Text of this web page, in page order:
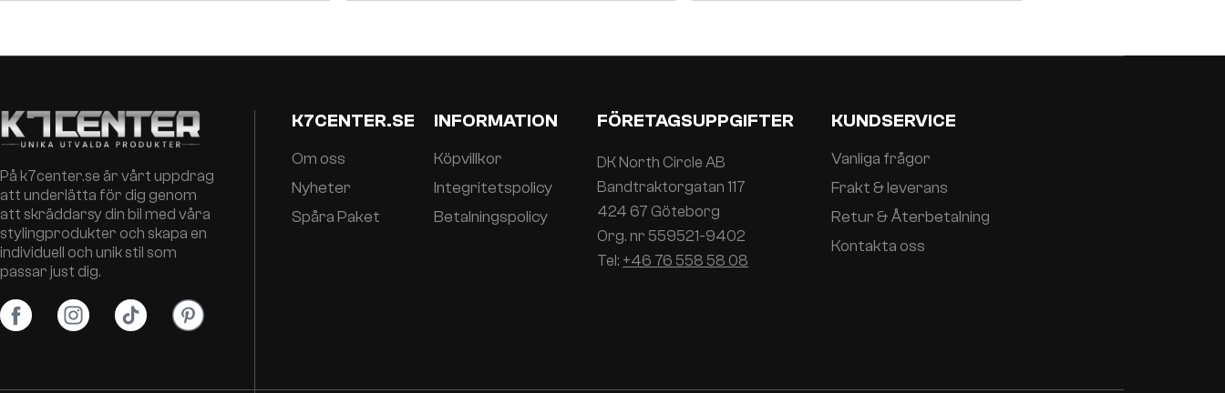
På k7center.se är vårt uppdrag
att underlätta för dig genom
att skräddarsy din bil med våra
stylingprodukter och skapa en
individuell och unik stil som
passar just dig.
K7CENTER.SE
Om oss
Nyheter
Spåra Paket
INFORMATION
Köpvillkor
Integritetspolicy
Betalningspolicy
FÖRETAGSUPPGIFTER
DK North Circle AB
Bandtraktorgatan 117
424 67 Göteborg
Org. nr 559521-9402
Tel: +46 76 558 58 08
KUNDSERVICE
Vanliga frågor
Frakt & leverans
Retur & Återbetalning
Kontakta oss